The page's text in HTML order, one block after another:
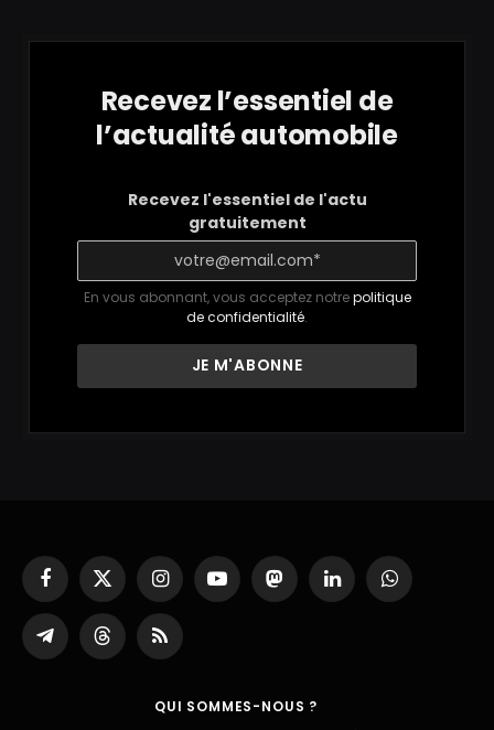
Recevez l’essentiel de
l’actualité automobile
Recevez l'essentiel de l'actu
gratuitement
En vous abonnant, vous acceptez notrepolitique
de confidentialité.
Facebook
X
(Twitter)
InstagramYouTubeMastodonLinkedInWhatsApp
Partager
sur
ThreadsRSS
QUI SOMMES-NOUS ?